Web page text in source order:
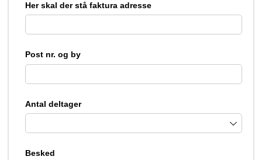
Her skal der stå faktura adresse
Post nr. og by
Antal deltager
Besked